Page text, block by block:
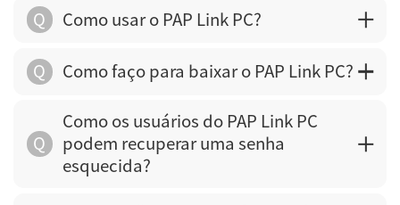
Q Como usar o PAP Link PC?
Q Como faço para baixar o PAP Link PC?
Q
Como os usuários do PAP Link PC
podem recuperar uma senha
esquecida?